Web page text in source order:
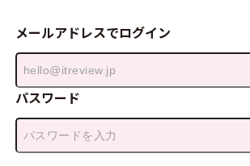
メールアドレスでログイン
パスワード